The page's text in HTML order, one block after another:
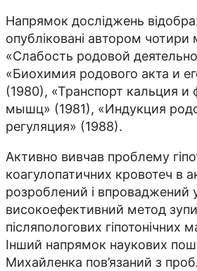
Напрямок досліджень
опубліковані автором чотири
«Слабость родовой
«Биохимия родового акта и
(1980), «Транспорт кальция и
мышц» (1981), «Индукция
регуляция» (1988).
Активно вивчав проблему
коагулопатичних кровотеч в
розроблений і впроваджений
високоефективний метод
післяпологових гіпотонічних
Інший напрямок наукових
Михайленка пов’язаний з